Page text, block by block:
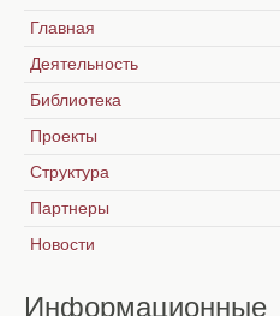
Главная
Деятельность
Библиотека
Проекты
Структура
Партнеры
Новости
Информационные